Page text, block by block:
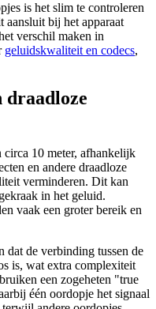
is het slim te controleren
aansluit bij het apparaat
verschil maken in
geluidskwaliteit en codecs,
circa 10 meter, afhankelijk
en andere draadloze
verminderen. Dit kan
in het geluid.
vaak een groter bereik en
dat de verbinding tussen de
is, wat extra complexiteit
een zogeheten "true
één oordopje het signaal